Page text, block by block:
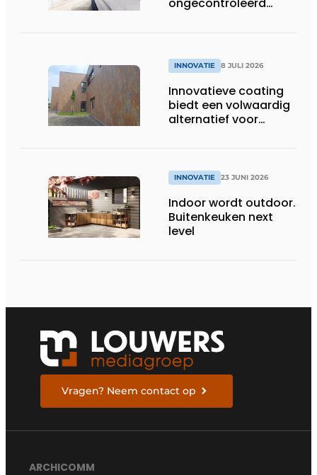
ongecontroleerd
INNOVATIE 8 JULI 2026
Innovatieve coating
biedt een volwaardig
alternatief voor
INNOVATIE 23 JUNI 2026
Indoor wordt outdoor.
Buitenkeuken next
level
Vragen? Neem contact op
ARCHICOMM